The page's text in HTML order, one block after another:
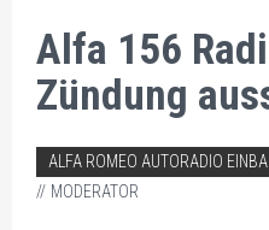
Alfa 156
Zündung
ABGELEGT IN:
ALFA ROMEO AUTORADIO
AUTORADIO EINBAU TIPPS
MODERATOR